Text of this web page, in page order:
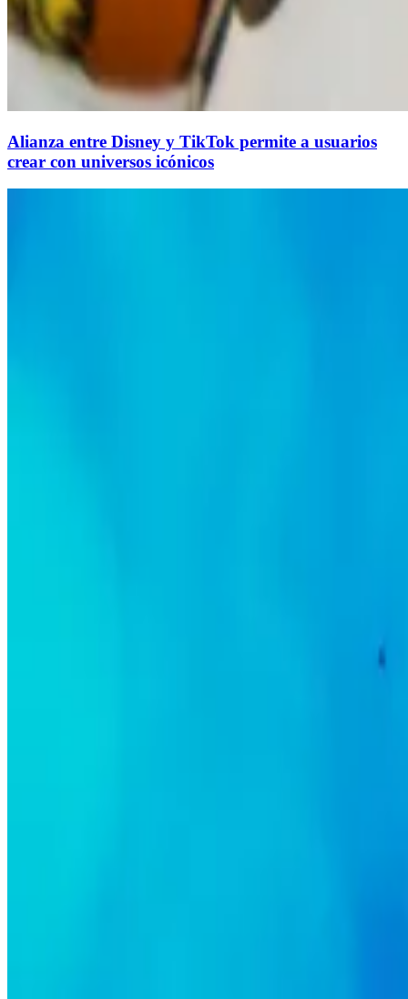
Alianza entre Disney y TikTok permite a usuarios
crear con universos icónicos